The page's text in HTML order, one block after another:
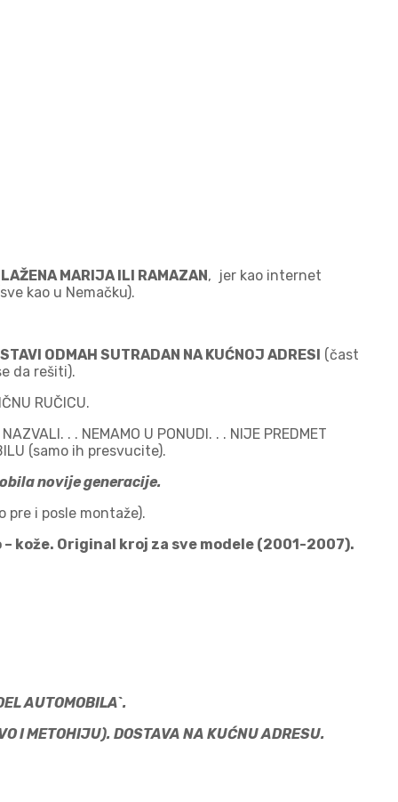
MARIJA ILI RAMAZAN, jer kao internet
kao u Nemačku).
ODMAH SUTRADAN NA KUĆNOJ ADRESI (čast
da rešiti).
RUČICU.
. . NEMAMO U PONUDI. . . NIJE PREDMET
(samo ih presvucite).
novije generacije.
i posle montaže).
kože. Original kroj za sve modele (2001-2007).
MODEL AUTOMOBILA`.
I METOHIJU). DOSTAVA NA KUĆNU ADRESU.